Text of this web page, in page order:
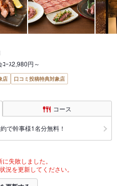
ｰｽ2,980円～
店
口コミ投稿特典対象店
コース
で幹事様1名分無料！
失敗しました。
況を更新してください。